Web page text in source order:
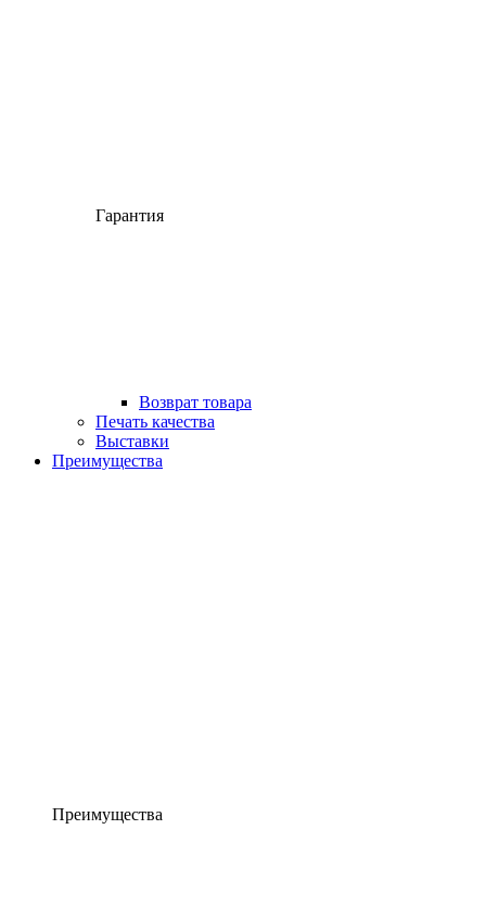
Гарантия
Возврат товара
Печать качества
Выставки
Преимущества
Преимущества